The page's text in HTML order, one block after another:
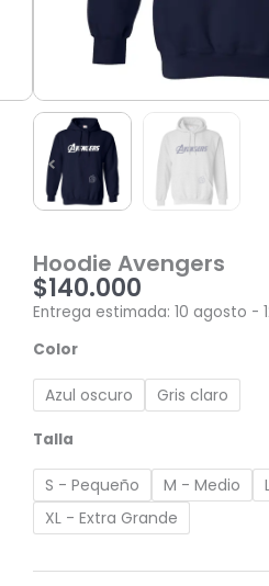
Hoodie Avengers
$140.000
Entrega estimada: 10 agosto -
Color
Azul oscuro Gris claro
Talla
S - Pequeño M - Medio
XL - Extra Grande
Hoodie
cantidad